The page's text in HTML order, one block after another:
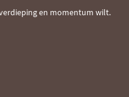
en momentum wilt.